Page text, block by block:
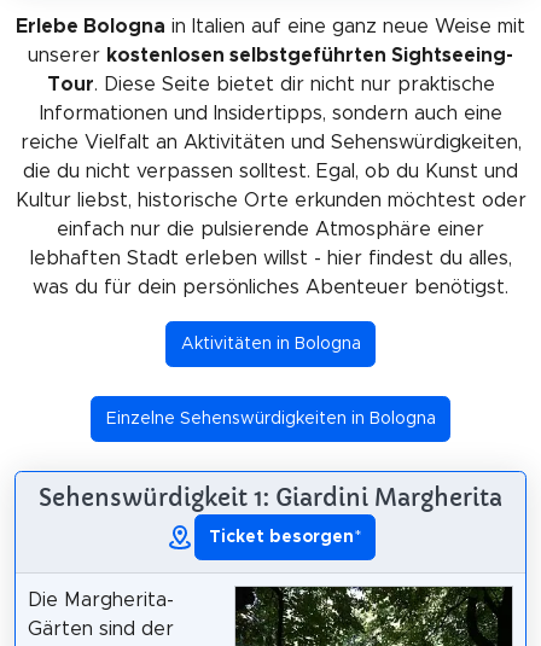
Erlebe Bologna in Italien auf eine ganz neue Weise mit
unserer kostenlosen selbstgeführten Sightseeing-
Tour. Diese Seite bietet dir nicht nur praktische
Informationen und Insidertipps, sondern auch eine
reiche Vielfalt an Aktivitäten und Sehenswürdigkeiten,
die du nicht verpassen solltest. Egal, ob du Kunst und
Kultur liebst, historische Orte erkunden möchtest oder
einfach nur die pulsierende Atmosphäre einer
lebhaften Stadt erleben willst - hier findest du alles,
was du für dein persönliches Abenteuer benötigst.
Aktivitäten in Bologna
Einzelne Sehenswürdigkeiten in Bologna
Sehenswürdigkeit 1: Giardini Margherita
Ticket besorgen*
Die Margherita-
Gärten sind der